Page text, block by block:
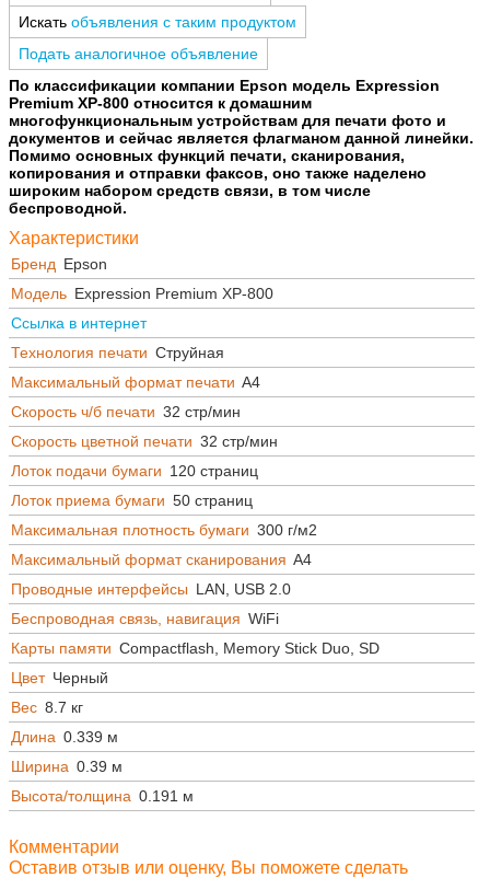
Искать объявления с таким продуктом
Подать аналогичное объявление
По классификации компании Epson модель Expression
Premium XP-800 относится к домашним
многофункциональным устройствам для печати фото и
документов и сейчас является флагманом данной линейки.
Помимо основных функций печати, сканирования,
копирования и отправки факсов, оно также наделено
широким набором средств связи, в том числе
беспроводной.
Характеристики
Бренд Epson
Модель Expression Premium XP-800
Ссылка в интернет
Технология печати Струйная
Максимальный формат печати A4
Скорость ч/б печати 32 стр/мин
Скорость цветной печати 32 стр/мин
Лоток подачи бумаги 120 страниц
Лоток приема бумаги 50 страниц
Максимальная плотность бумаги 300 г/м2
Максимальный формат сканирования A4
Проводные интерфейсы LAN, USB 2.0
Беспроводная связь, навигация WiFi
Карты памяти Compactflash, Memory Stick Duo, SD
Цвет Черный
Вес 8.7 кг
Длина 0.339 м
Ширина 0.39 м
Высота/толщина 0.191 м
Комментарии
Оставив отзыв или оценку, Вы поможете сделать